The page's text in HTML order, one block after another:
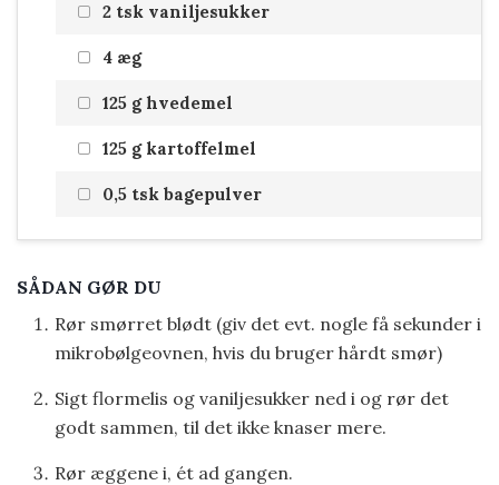
2 tsk vaniljesukker
4 æg
125 g hvedemel
125 g kartoffelmel
0,5 tsk bagepulver
SÅDAN GØR DU
Rør smørret blødt (giv det evt. nogle få sekunder i
mikrobølgeovnen, hvis du bruger hårdt smør)
Sigt flormelis og vaniljesukker ned i og rør det
godt sammen, til det ikke knaser mere.
Rør æggene i, ét ad gangen.